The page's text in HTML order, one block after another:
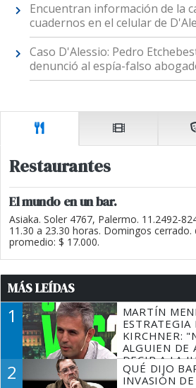
Encuentran información de la
cuadernos en el celular de
Caso D'Alessio: Pedro
denunció al espía-falso
Restaurantes
El mundo en un bar.
Asiaka. Soler 4767, Palermo. 11.2492-
11.30 a 23.30 horas. Domingos cerrado.
promedio: $ 17.000.
MÁS LEÍDAS
1
MARTÍN
ESTRATEGIA
KIRCHNER:
ALGUIEN DE
DECIR A LA
TIENE QUE
2
QUÉ DIJO
INVASIÓN